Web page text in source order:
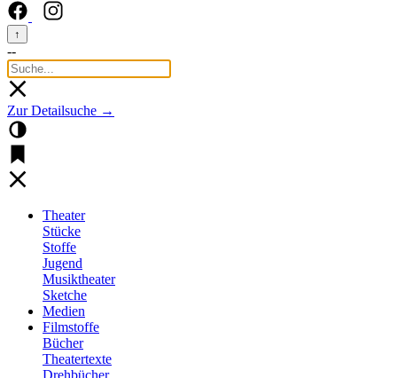
↑
--
Zur Detailsuche →
Theater
Stücke
Stoffe
Jugend
Musiktheater
Sketche
Medien
Filmstoffe
Bücher
Theatertexte
Drehbücher